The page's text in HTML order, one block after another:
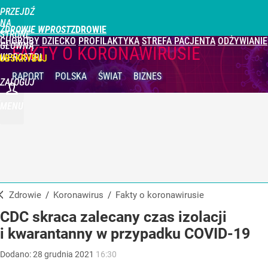
PRZEJDŹ
NA
STRONĘ
GŁÓWNĄ
WPROST.PL
ZDROWIE WPROST
CHOROBY DZIECKO PROFILAKTYKA STREFA PACJENTA ODŻYWIANIE
ZALOGUJ
FAKTY O KORONAWIRUSIE
RAPORT POLSKA ŚWIAT BIZNES
Zdrowie / Koronawirus / Fakty o koronawirusie
CDC skraca zalecany czas izolacji
i kwarantanny w przypadku COVID-19
Dodano:28 grudnia 2021 16:30